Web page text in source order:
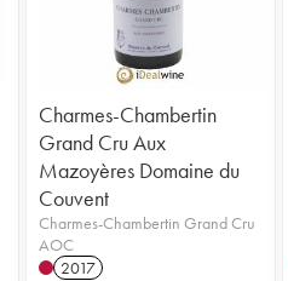
Charmes-Chambertin
Grand Cru Aux
Mazoyères Domaine du
Couvent
Charmes-Chambertin Grand Cru
AOC
2017